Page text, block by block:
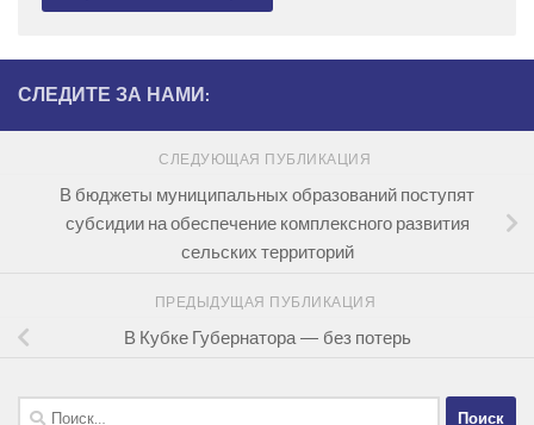
СЛЕДИТЕ ЗА НАМИ:
СЛЕДУЮЩАЯ ПУБЛИКАЦИЯ
В бюджеты муниципальных образований поступят
субсидии на обеспечение комплексного развития
сельских территорий
ПРЕДЫДУЩАЯ ПУБЛИКАЦИЯ
В Кубке Губернатора — без потерь
Найти: